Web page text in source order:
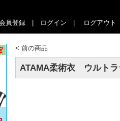
員登録 ログイン ログアウト
< 前の商品
ATAMA柔術衣 ウルト